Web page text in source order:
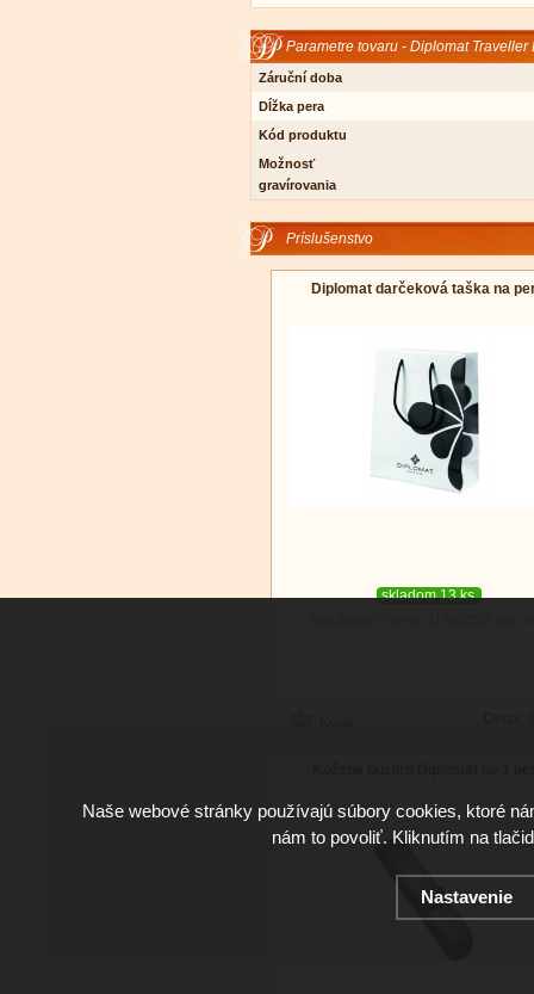
Parametre tovaru - Diplomat
Záruční doba
Dĺžka pera
Kód produktu
Možnosť
gravírovania
Príslušenstvo
Diplomat darčeková taška na
skladom 13 ks
Naše webové stránky používajú súbory cookies, ktoré
nám to povoliť. Kliknutím na
Nastavenie